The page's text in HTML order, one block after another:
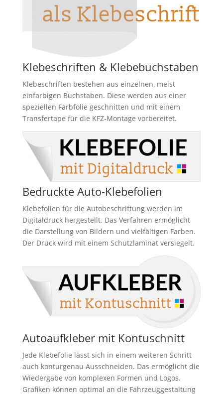
Klebeschriften & Klebebuchstaben
Klebeschriften bestehen aus einzelnen, meist
einfarbigen Buchstaben. Diese werden aus einer
speziellen Farbfolie geschnitten und mit einem
Transfertape für die KFZ-Montage vorbereitet.
Bedruckte Auto-Klebefolien
Klebefolien für die Autobeschriftung werden im
Digitaldruck hergestellt. Das Verfahren ermöglicht
die Darstellung von Bildern und vielfältigen Farben.
Der Druck wird mit einem Schutzlaminat versiegelt.
Autoaufkleber mit Kontuschnitt
Jede Klebefolie lässt sich in einem weiteren Schritt
auch konturgenau Ausschneiden. Das ermöglicht die
Wiedergabe von komplexen Formen und Logos.
Grafiken können optimal an die Fahrzeuggestaltung